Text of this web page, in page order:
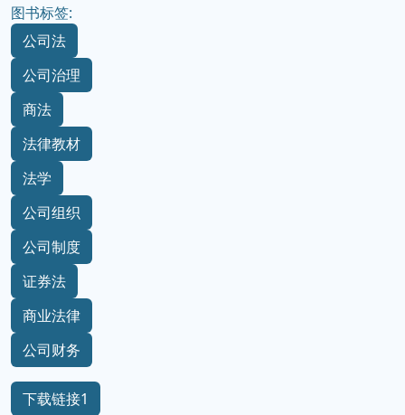
图书标签:
公司法
公司治理
商法
法律教材
法学
公司组织
公司制度
证券法
商业法律
公司财务
下载链接1